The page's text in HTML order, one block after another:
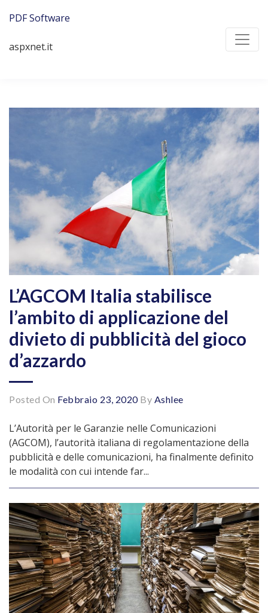
PDF Software
aspxnet.it
L’AGCOM Italia stabilisce
l’ambito di applicazione del
divieto di pubblicità del gioco
d’azzardo
Posted On Febbraio 23, 2020By Ashlee
L’Autorità per le Garanzie nelle Comunicazioni
(AGCOM), l’autorità italiana di regolamentazione della
pubblicità e delle comunicazioni, ha finalmente definito
le modalità con cui intende far...